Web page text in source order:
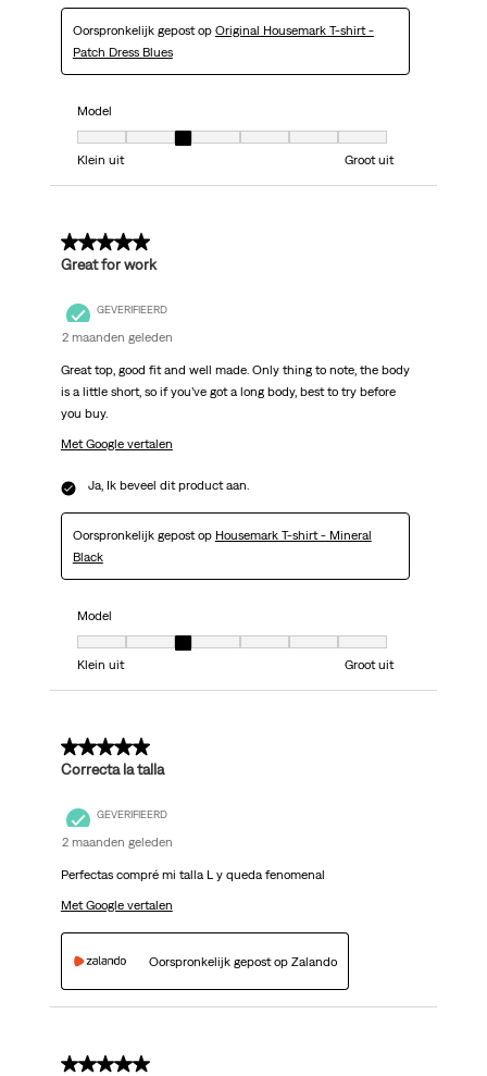
Oorspronkelijk gepost op Original Housemark T-shirt -
Patch Dress Blues
Model
Model, 3 van 7, waarbij 1 gelijk is aan Klein uit en 7 gelijk is aan Groot uit
Klein uit
Groot uit
5 van 5 sterren.
Great for work
GEVERIFIEERD
2 maanden geleden
Great top, good fit and well made. Only thing to note, the body
is a little short, so if you’ve got a long body, best to try before
you buy.
Met Google vertalen
Ja, Ik beveel dit product aan.
Oorspronkelijk gepost op Housemark T-shirt - Mineral
Black
Model
Model, 3 van 7, waarbij 1 gelijk is aan Klein uit en 7 gelijk is aan Groot uit
Klein uit
Groot uit
5 van 5 sterren.
Correcta la talla
GEVERIFIEERD
2 maanden geleden
Perfectas compré mi talla L y queda fenomenal
Met Google vertalen
Oorspronkelijk gepost op Zalando
5 van 5 sterren.